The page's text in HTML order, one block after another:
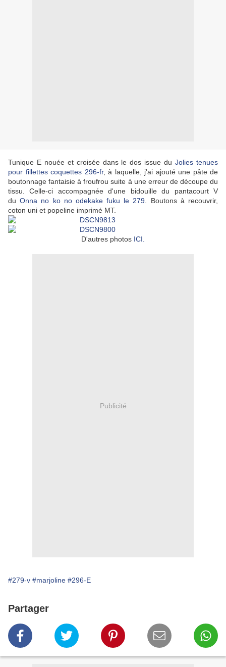
Tunique E nouée et croisée dans le dos issue duJolies tenues
pour fillettes coquettes 296-fr, à laquelle, j'ai ajouté une pâte de
boutonnage fantaisie à froufrou suite à une erreur de découpe du
tissu. Celle-ci accompagnée d'une bidouille du pantacourt V
duOnna no ko no odekake fuku le 279 . Boutons à recouvrir,
coton uni et popeline imprimé MT.
D'autres photos ICI.
Publicité
#279-v #marjoline #296-E
Partager